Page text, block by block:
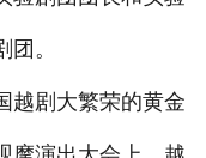
。
剧大繁荣的黄金